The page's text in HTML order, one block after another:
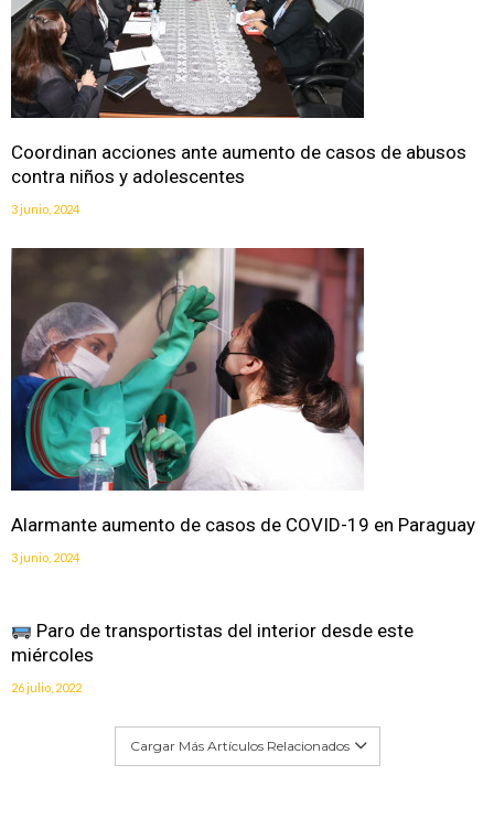
Coordinan acciones ante aumento de casos de abusos
contra niños y adolescentes
3 junio, 2024
Alarmante aumento de casos de COVID-19 en Paraguay
3 junio, 2024
Paro de transportistas del interior desde este
miércoles
26 julio, 2022
Cargar Más Artículos Relacionados